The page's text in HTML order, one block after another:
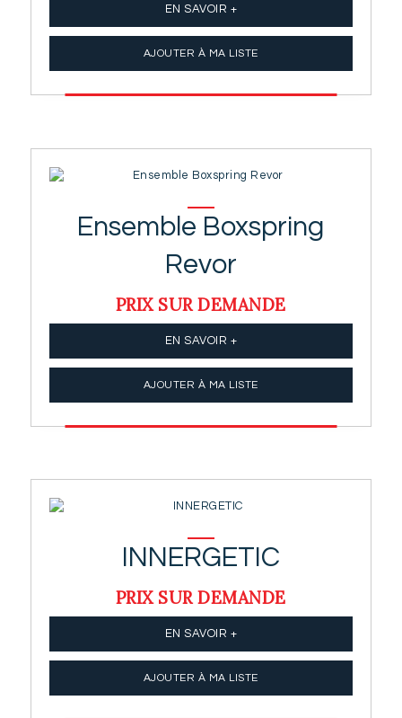
EN SAVOIR +
AJOUTER À MA LISTE
Ensemble Boxspring
Revor
PRIX SUR DEMANDE
EN SAVOIR +
AJOUTER À MA LISTE
INNERGETIC
PRIX SUR DEMANDE
EN SAVOIR +
AJOUTER À MA LISTE